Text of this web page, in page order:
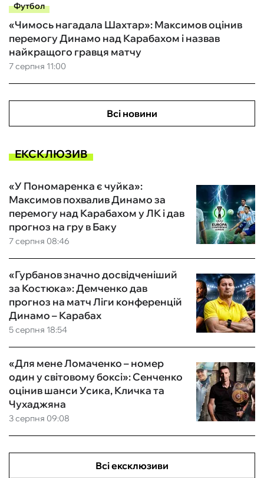
Футбол
7 серпня 11:00
«Чимось нагадала Шахтар»: Максимов оцінив
перемогу Динамо над Карабахом і назвав
найкращого гравця матчу
Всі новини
ЕКСКЛЮЗИВ
7 серпня 08:46
«У Пономаренка є чуйка»:
Максимов похвалив Динамо за
перемогу над Карабахом у ЛК і дав
прогноз на гру в Баку
5 серпня 18:54
«Гурбанов значно досвідченіший
за Костюка»: Демченко дав
прогноз на матч Ліги конференцій
Динамо – Карабах
3 серпня 09:08
«Для мене Ломаченко – номер
один у світовому боксі»: Сенченко
оцінив шанси Усика, Кличка та
Чухаджяна
Всі ексклюзиви